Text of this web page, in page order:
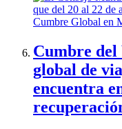
Cumbre
global de
encuentra